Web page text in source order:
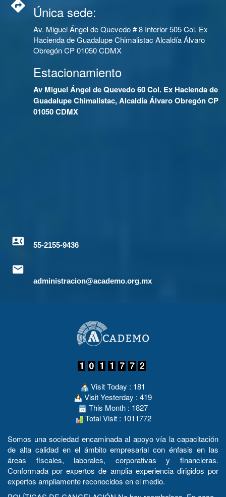
Única sede:
Av. Miguel Ángel de Quevedo # 8 Interior 505 Col. Ex
Hacienda de Guadalupe Chimalistac Alcaldía Álvaro
Obregón CP 01050 CDMX
Estacionamiento
Av Miguel Ángel de Quevedo 60 Col. Ex Hacienda de
Guadalupe Chimalistac, Alcaldía Álvaro Obregón CP
01050 CDMX
55-2155-9436
administracion@academo.org.mx
Visit Today : 181
Visit Yesterday : 419
This Month : 1827
Total Visit : 1011772
Somos una sociedad encaminada al apoyo vía la capacitación
de alta calidad en el ámbito empresarial con énfasis en las
áreas fiscales, laborales, corporativas y financieras.
Conformada por expertos de amplia experiencia dirigidos por
expertos ampliamente reconocidos en el medio.